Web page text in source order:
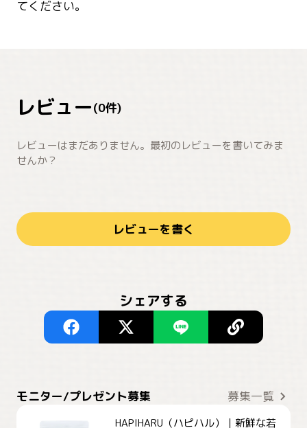
てください。
レビュー(0件)
レビューはまだありません。最初のレビューを書いてみま
せんか？
レビューを書く
シェアする
モニター/プレゼント募集 募集一覧
HAPIHARU（ハピハル）｜新鮮な若